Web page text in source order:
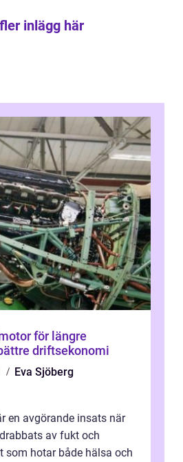
inlägg här
för längre
driftsekonomi
Eva Sjöberg
en avgörande insats när
av fukt och
som hotar både hälsa och